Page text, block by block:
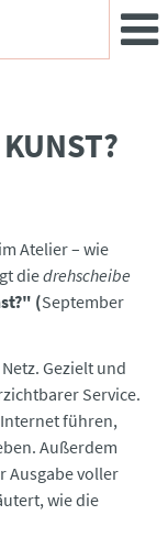
Atelier – wie
diedrehscheibe
(September
Gezielt und
Service.
führen,
Außerdem
Ausgabe voller
wie die